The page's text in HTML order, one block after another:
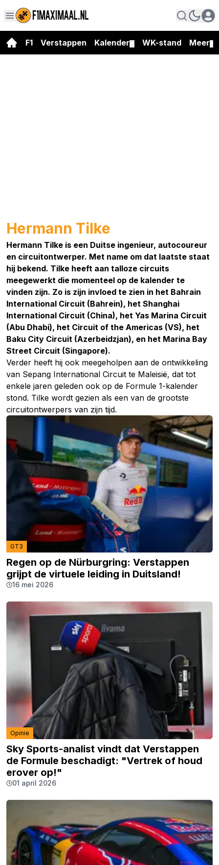
F1 Verstappen Kalender WK-stand Meer
Hermann Tilke
Hermann Tilke is een Duitse ingenieur, autocoureur
en circuitontwerper. Met name om dat laatste staat
hij bekend. Tilke heeft aan talloze circuits
meegewerkt die momenteel op de kalender te
vinden zijn. Zo is zijn invloed te zien in het Bahrain
International Circuit (Bahrein), het Shanghai
International Circuit (China), het Yas Marina Circuit
(Abu Dhabi), het Circuit of the Americas (VS), het
Baku City Circuit (Azerbeidzjan), en het Marina Bay
Street Circuit (Singapore).
Verder heeft hij ook meegeholpen aan de ontwikkeling
van Sepang International Circuit te Maleisië, dat tot
enkele jaren geleden ook op de Formule 1-kalender
stond. Tilke wordt gezien als een van de grootste
circuitontwerpers van zijn tijd.
GT3
Regen op de Nürburgring: Verstappen
grijpt de virtuele leiding in Duitsland!
16 mei 2026
Opinie
Sky Sports-analist vindt dat Verstappen
de Formule beschadigt: "Vertrek of houd
erover op!"
01 april 2026